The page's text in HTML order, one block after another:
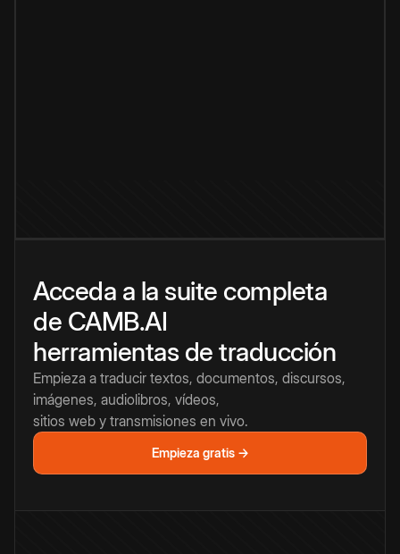
Acceda a la suite completa
de CAMB.AI
herramientas de traducción
Empieza a traducir textos, documentos, discursos,
imágenes, audiolibros, vídeos,
sitios web y transmisiones en vivo.
Empieza gratis →